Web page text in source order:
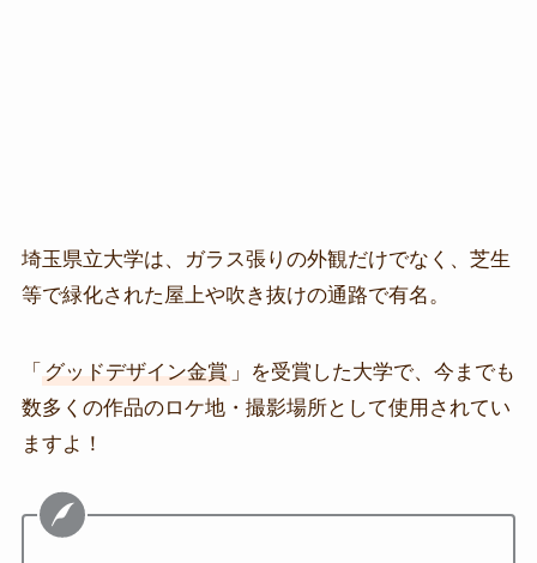
埼玉県立大学は、ガラス張りの外観だけでなく、芝生
等で緑化された屋上や吹き抜けの通路で有名。
「 グッドデザイン金賞」を受賞した大学で、今までも
数多くの作品のロケ地・撮影場所として使用されてい
ますよ！